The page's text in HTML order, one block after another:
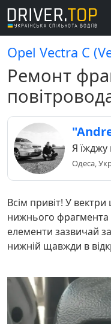
Opel Vectra C
Ремонт
Я їжджу
Одеса,
Всім привіт! У
нижнього фрагмента
елементи зазвичай
нижній щавжди в